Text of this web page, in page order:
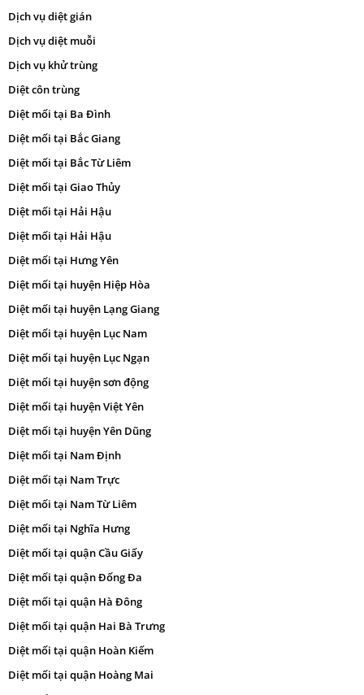
Dịch vụ diệt gián
Dịch vụ diệt muỗi
Dịch vụ khử trùng
Diệt côn trùng
Diệt mối tại Ba Đình
Diệt mối tại Bắc Giang
Diệt mối tại Bắc Từ Liêm
Diệt mối tại Giao Thủy
Diệt mối tại Hải Hậu
Diệt mối tại Hải Hậu
Diệt mối tại Hưng Yên
Diệt mối tại huyện Hiệp Hòa
Diệt mối tại huyện Lạng Giang
Diệt mối tại huyện Lục Nam
Diệt mối tại huyện Lục Ngạn
Diệt mối tại huyện sơn động
Diệt mối tại huyện Việt Yên
Diệt mối tại huyện Yên Dũng
Diệt mối tại Nam Định
Diệt mối tại Nam Trực
Diệt mối tại Nam Từ Liêm
Diệt mối tại Nghĩa Hưng
Diệt mối tại quận Cầu Giấy
Diệt mối tại quận Đống Đa
Diệt mối tại quận Hà Đông
Diệt mối tại quận Hai Bà Trưng
Diệt mối tại quận Hoàn Kiếm
Diệt mối tại quận Hoàng Mai